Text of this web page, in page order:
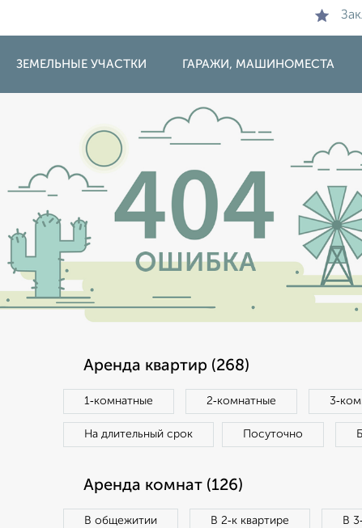
ЗЕМЕЛЬНЫЕ УЧАСТКИ ГАРАЖИ, МАШИНОМЕСТА
Аренда квартир (268)
1‑комнатные 2‑комнатные
На длительный срок Посуточно
Аренда комнат (126)
В общежитии В 2‑к квартире В